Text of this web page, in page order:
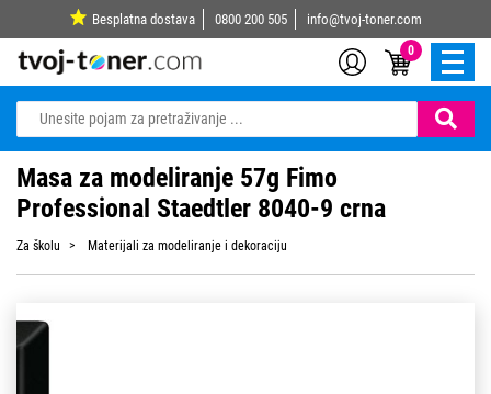
Besplatna dostava 0800 200 505 info@tvoj-toner.com
0
Masa za modeliranje 57g Fimo
Professional Staedtler 8040-9 crna
Za školu Materijali za modeliranje i dekoraciju